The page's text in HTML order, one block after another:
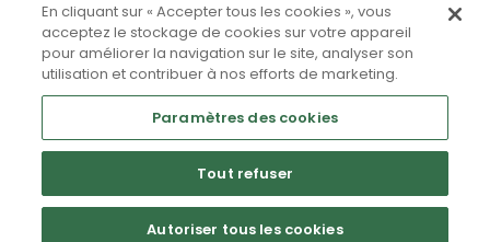
Partager sur Facebook
En cliquant sur « Accepter tous les cookies », vous
acceptez le stockage de cookies sur votre appareil
pour améliorer la navigation sur le site, analyser son
utilisation et contribuer à nos efforts de marketing.
Paramètres des cookies
Tout refuser
Autoriser tous les cookies